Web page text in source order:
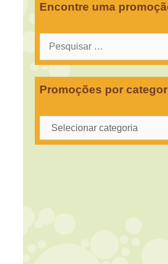
Encontre uma
Pesquisar
Promoções por
Promoções
por